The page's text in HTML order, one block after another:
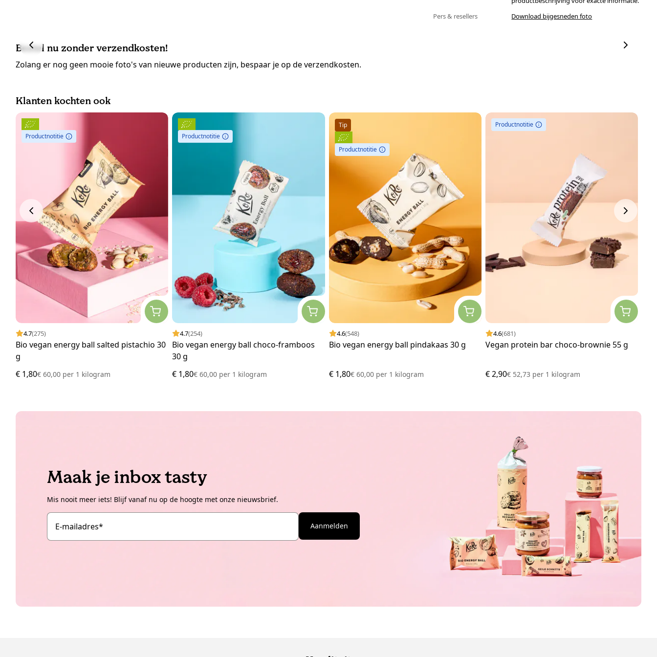
Pers & resellers
Download bijgesneden foto
Bestel nu zonder verzendkosten!
Zolang er nog geen mooie foto's van nieuwe producten zijn, bespaar je op de verzendkosten.
Klanten kochten ook
Productnotitie
4.7(275)
Bio vegan energy ball salted pistachio 30
g
€ 1,80€ 60,00 per 1 kilogram
Productnotitie
4.7(254)
Bio vegan energy ball choco-framboos
30 g
€ 1,80€ 60,00 per 1 kilogram
Tip
Productnotitie
4.6(548)
Bio vegan energy ball pindakaas 30 g
€ 1,80€ 60,00 per1 kilogram
Productnotitie
4.6(681)
Vegan protein bar choco-brownie 55 g
€ 2,90€ 52,73 per1 kilogram
Maak je inbox tasty
Mis nooit meer iets! Blijf vanaf nu op de hoogte met onze nieuwsbrief.
E-mailadres* Aanmelden